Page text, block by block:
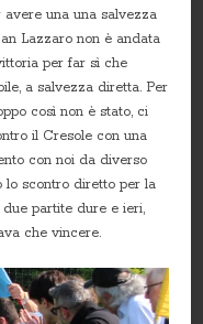
una una salvezza
Lazzaro non è andata
per far sì che
a salvezza diretta. Per
così non è stato, ci
il Cresole con una
con noi da diverso
lo scontro diretto per la
due partite dure e ieri,
che vincere.